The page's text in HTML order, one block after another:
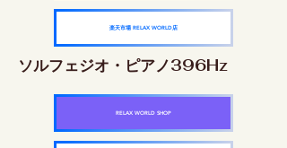
楽天市場 RELAX WORLD店
ソルフェジオ・ピアノ396Hz
RELAX WORLD SHOP